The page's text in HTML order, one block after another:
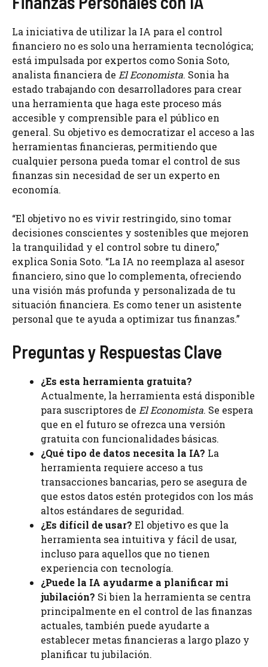
La iniciativa de utilizar la IA para el control
financiero no es solo una herramienta tecnológica;
está impulsada por expertos como Sonia Soto,
analista financiera de El Economista. Sonia ha
estado trabajando con desarrolladores para crear
una herramienta que haga este proceso más
accesible y comprensible para el público en
general. Su objetivo es democratizar el acceso a las
herramientas financieras, permitiendo que
cualquier persona pueda tomar el control de sus
finanzas sin necesidad de ser un experto en
economía.
“El objetivo no es vivir restringido, sino tomar
decisiones conscientes y sostenibles que mejoren
la tranquilidad y el control sobre tu dinero,”
explica Sonia Soto. “La IA no reemplaza al asesor
financiero, sino que lo complementa, ofreciendo
una visión más profunda y personalizada de tu
situación financiera. Es como tener un asistente
personal que te ayuda a optimizar tus finanzas.”
Preguntas y Respuestas Clave
¿Es esta herramienta gratuita?
Actualmente, la herramienta está disponible
para suscriptores de El Economista. Se espera
que en el futuro se ofrezca una versión
gratuita con funcionalidades básicas.
¿Qué tipo de datos necesita la IA? La
herramienta requiere acceso a tus
transacciones bancarias, pero se asegura de
que estos datos estén protegidos con los más
altos estándares de seguridad.
¿Es difícil de usar? El objetivo es que la
herramienta sea intuitiva y fácil de usar,
incluso para aquellos que no tienen
experiencia con tecnología.
¿Puede la IA ayudarme a planificar mi
jubilación? Si bien la herramienta se centra
principalmente en el control de las finanzas
actuales, también puede ayudarte a
establecer metas financieras a largo plazo y
planificar tu jubilación.